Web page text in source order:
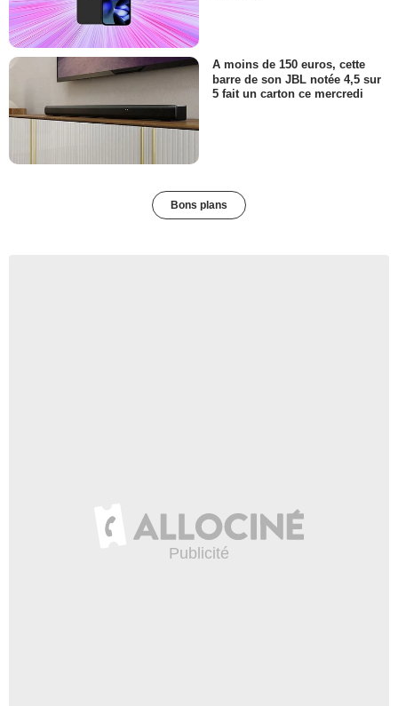
A moins de 150 euros, cette
barre de son JBL notée 4,5 sur
5 fait un carton ce mercredi
Bons plans